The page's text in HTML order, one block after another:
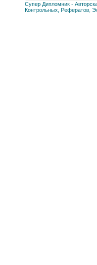
Супер Дипломник -
Контрольных, Рефератов,